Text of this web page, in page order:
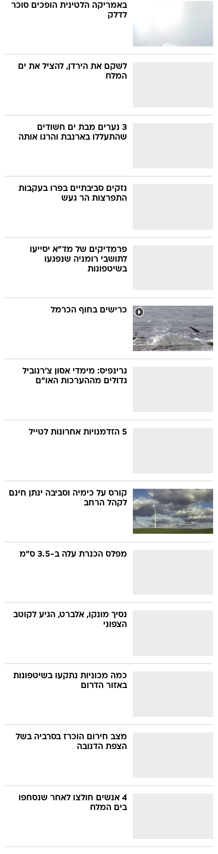
באמריקה הלטינית הופכים סוכר
לדלק
לשקם את הירדן, להציל את ים
המלח
3 נערים מבת ים חשודים
שהתעללו בארנבת והרגו אותה
נזקים סביבתיים בפרו בעקבות
התפרצות הר געש
פרמדיקים של מד"א יסייעו
לתושבי רומניה שנפגעו
בשיטפונות
כרישים בחוף הכרמל
גרינפיס: מימדי אסון צ'רנוביל
גדולים מההערכות האו"ם
5 הזדמנויות אחרונות לטייל
קורס על כימיה וסביבה ינתן חינם
לקהל הרחב
מפלס הכנרת עלה ב-3.5 ס"מ
נסיך מונקו, אלברט, הגיע לקוטב
הצפוני
כמה מכוניות נתקעו בשיטפונות
באזור הדרום
מצב חירום הוכרז בסרביה בשל
הצפת הדנובה
4 אנשים חולצו לאחר שנסחפו
בים המלח